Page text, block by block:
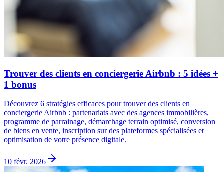
Trouver des clients en conciergerie Airbnb : 5 idées +
1 bonus
Découvrez 6 stratégies efficaces pour trouver des clients en
conciergerie Airbnb : partenariats avec des agences immobilières,
programme de parrainage, démarchage terrain optimisé, conversion
de biens en vente, inscription sur des plateformes spécialisées et
optimisation de votre présence digitale.
10 févr. 2026